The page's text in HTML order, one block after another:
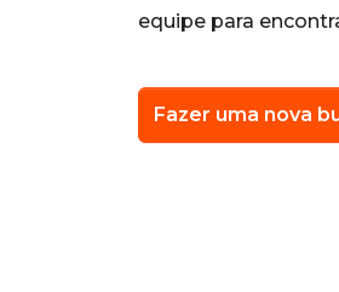
equipe para
Fazer uma nova